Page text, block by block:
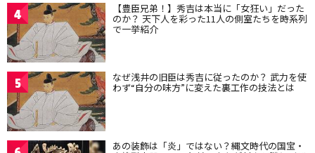
4 【豊臣兄弟！】秀吉は本当に「女狂い」だった
のか？ 天下人を彩った11人の側室たちを時系列
で一挙紹介
5 なぜ浅井の旧臣は秀吉に従ったのか？ 武力を使
わず“自分の味方”に変えた裏工作の技法とは
あの装飾は「炎」ではない？縄文時代の国宝・